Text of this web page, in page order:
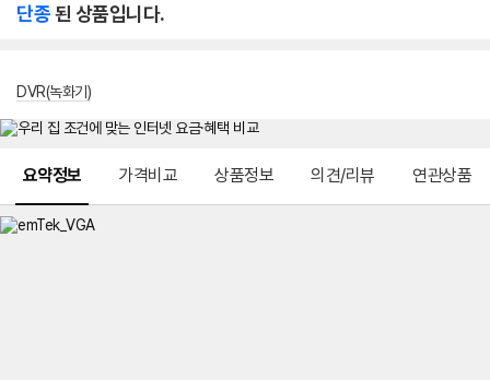
단종된 상품입니다.
DVR(녹화기)
요약정보 가격비교 상품정보 의견/리뷰 연관상품